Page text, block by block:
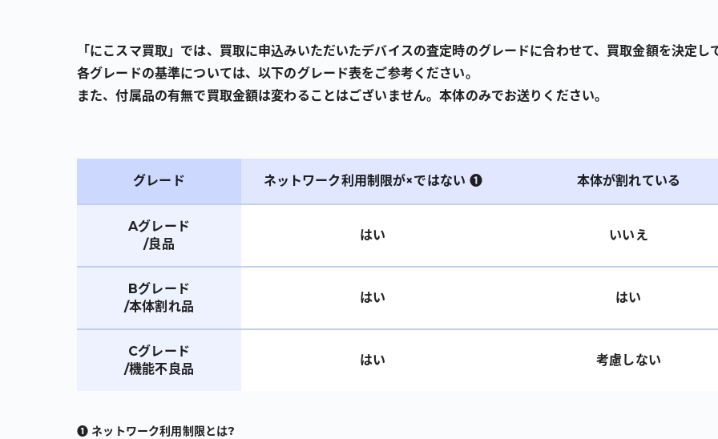
「にこスマ買取」では、買取に申込みいただいたデバイスの査定時のグレードに合わせて、買取金額を決定し
各グレードの基準については、以下のグレード表をご参考ください。
また、付属品の有無で買取金額は変わることはございません。本体のみでお送りください。
グレード ネットワーク利用制限が×ではない ❶ 本体が割れている
Aグレード
/良品
はい いいえ
Bグレード
/本体割れ品
はい はい
Cグレード
/機能不良品
はい 考慮しない
❶ ネットワーク利用制限とは?